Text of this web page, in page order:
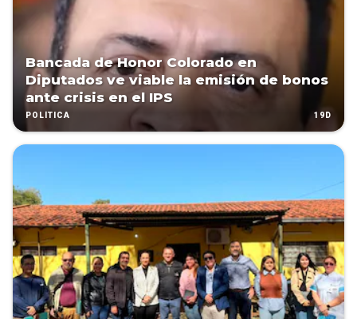
Bancada de Honor Colorado en
Diputados ve viable la emisión de bonos
ante crisis en el IPS
POLÍTICA 19D